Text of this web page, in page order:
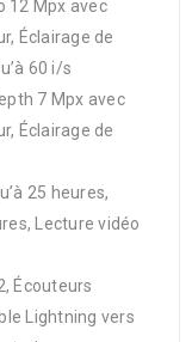
12 Mpx avec
Éclairage de
60 i/s
7 Mpx avec
Éclairage de
25 heures,
Lecture vidéo
Écouteurs
Lightning vers